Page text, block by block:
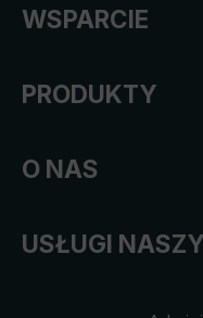
WSPARCIE
PRODUKTY
O NAS
USŁUGI